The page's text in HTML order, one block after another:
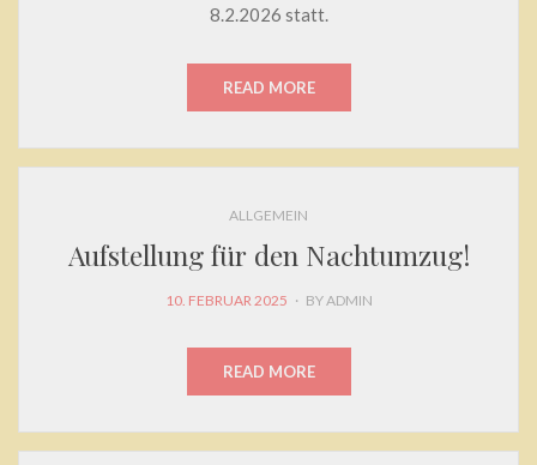
8.2.2026 statt.
READ MORE
ALLGEMEIN
Aufstellung für den Nachtumzug!
POSTED
10. FEBRUAR 2025 BYADMIN
READ MORE